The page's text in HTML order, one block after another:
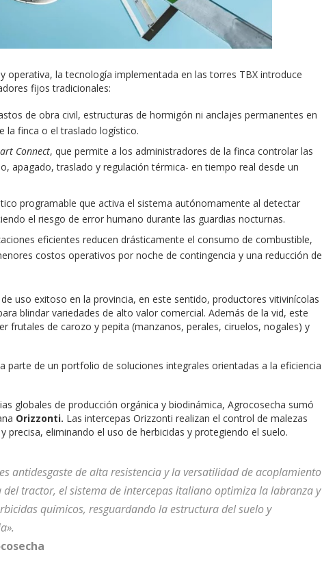
operativa, la tecnología implementada en las torres TBX introduce
fijos tradicionales:
de obra civil, estructuras de hormigón ni anclajes permanentes en
la finca o el traslado logístico.
Connect, que permite a los administradores de la finca controlar las
apagado, traslado y regulación térmica- en tiempo real desde un
programable que activa el sistema autónomamente al detectar
el riesgo de error humano durante las guardias nocturnas.
eficientes reducen drásticamente el consumo de combustible,
costos operativos por noche de contingencia y una reducción de
uso exitoso en la provincia, en este sentido, productores vitivinícolas
blindar variedades de alto valor comercial. Además de la vid, este
frutales de carozo y pepita (manzanos, perales, ciruelos, nogales) y
parte de un portfolio de soluciones integrales orientadas a la eficiencia
globales de producción orgánica y biodinámica, Agrocosecha sumó
Orizzonti. Las intercepas Orizzonti realizan el control de malezas
precisa, eliminando el uso de herbicidas y protegiendo el suelo.
antidesgaste de alta resistencia y la versatilidad de acoplamiento
tractor, el sistema de intercepas italiano optimiza la labranza y
químicos, resguardando la estructura del suelo y